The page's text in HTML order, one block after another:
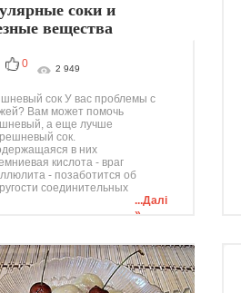
соки и
вещества
0 2 949
сок У вас проблемы с
Вам может помочь
а еще лучше
сок.
в них
кислота - враг
- позаботится об
соединительных
...Далі
»